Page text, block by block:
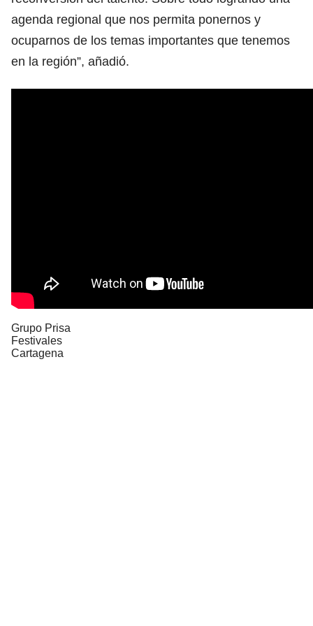
agenda regional que nos permita ponernos y
ocuparnos de los temas importantes que tenemos
en la región”, añadió.
Grupo Prisa
Festivales
Cartagena